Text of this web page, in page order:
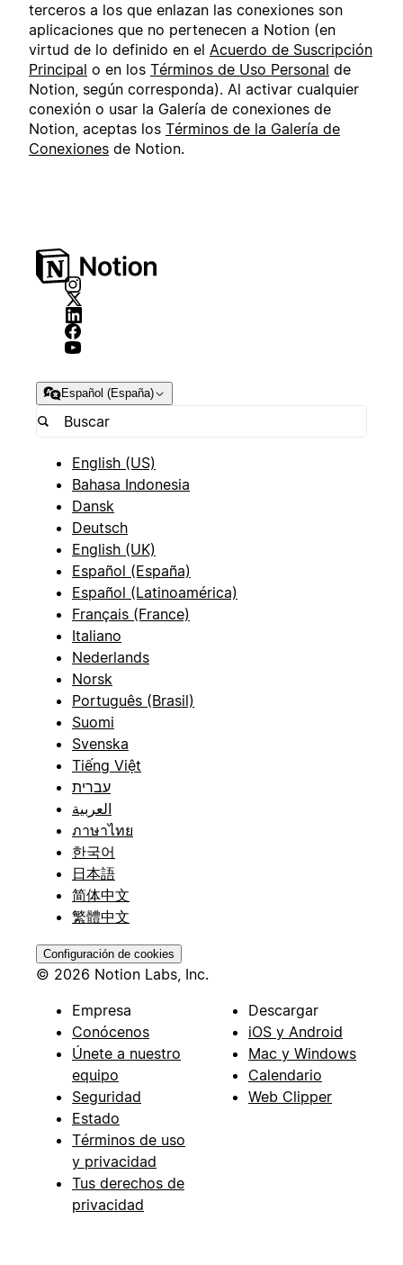
terceros a los que enlazan las conexiones son
aplicaciones que no pertenecen a Notion (en
virtud de lo definido en el Acuerdo de Suscripción
Principal o en los Términos de Uso Personal de
Notion, según corresponda). Al activar cualquier
conexión o usar la Galería de conexiones de
Notion, aceptas los Términos de la Galería de
Conexiones de Notion.
Español (España)
English (US)
Bahasa Indonesia
Dansk
Deutsch
English (UK)
Español (España)
Español (Latinoamérica)
Français (France)
Italiano
Nederlands
Norsk
Português (Brasil)
Suomi
Svenska
Tiếng Việt
עברית
العربية
ภาษาไทย
한국어
日本語
简体中文
繁體中文
Configuración de cookies
© 2026 Notion Labs, Inc.
Empresa
Conócenos
Únete a nuestro
equipo
Seguridad
Estado
Términos de uso
y privacidad
Tus derechos de
privacidad
Descargar
iOS y Android
Mac y Windows
Calendario
Web Clipper